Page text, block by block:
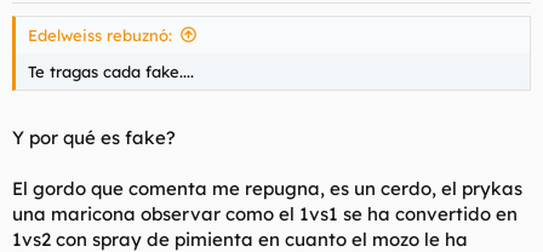
s
Edelweiss rebuznó:
Te tragas cada fake....
Y por qué es fake?
El gordo que comenta me repugna, es un cerdo, el prykas
una maricona observar como el 1vs1 se ha convertido en
1vs2 con spray de pimienta en cuanto el mozo le ha